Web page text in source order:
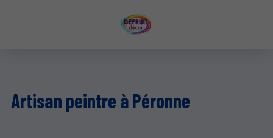
Artisan peintre à Péronne